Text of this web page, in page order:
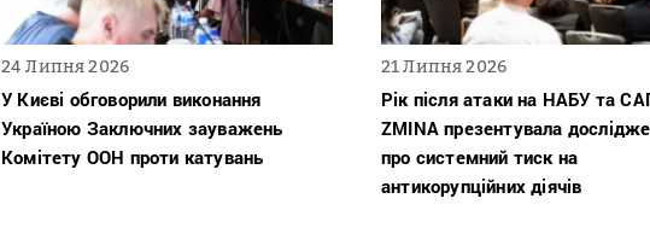
24 Липня 2026
У Києві обговорили виконання
Україною Заключних зауважень
Комітету ООН проти катувань
21 Липня 2026
Рік після атаки на НАБУ та
ZMINA презентувала
про системний тиск на
антикорупційних діячів